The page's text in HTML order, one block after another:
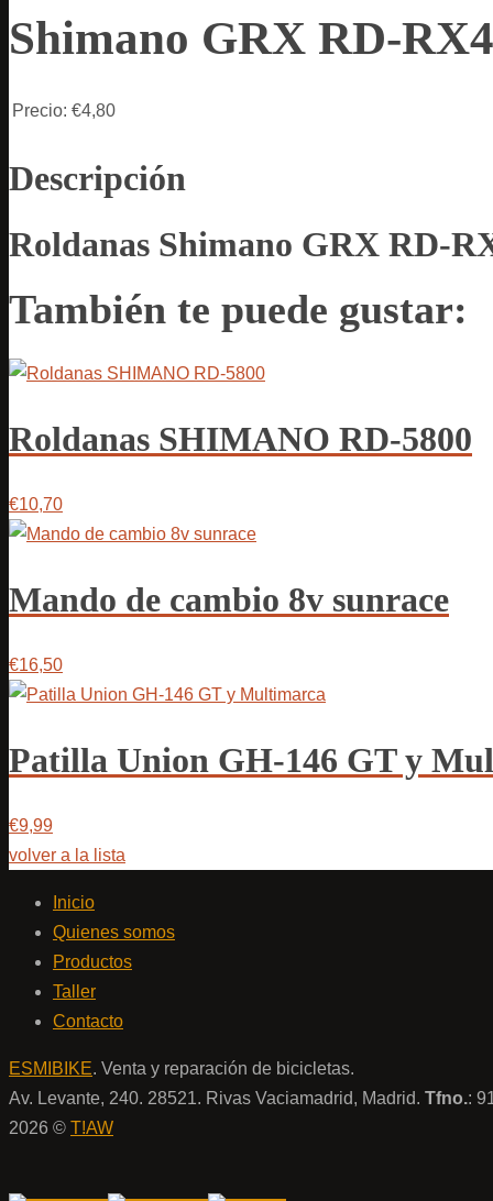
Shimano GRX RD-
Precio: €4,80
Descripción
Roldanas Shimano GRX RD-
También te puede gustar:
Roldanas SHIMANO RD-5800
€10,70
Mando de cambio 8v sunrace
€16,50
Patilla Union GH-146 GT y
€9,99
volver a la lista
Inicio
Quienes somos
Productos
Taller
Contacto
ESMIBIKE. Venta y reparación de bicicletas.
Av. Levante, 240. 28521. Rivas Vaciamadrid, Madrid. Tfno.:
2026 © T!AW